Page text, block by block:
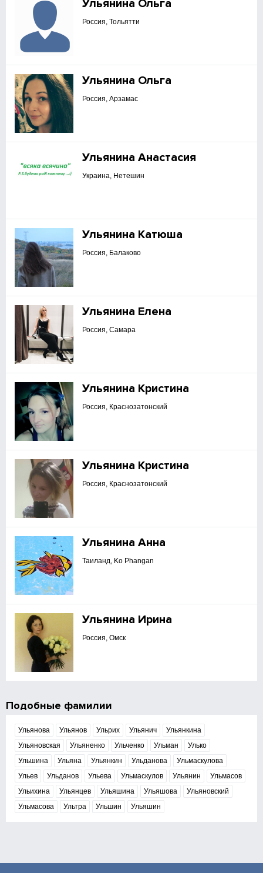
Ульянина Ольга
Россия, Тольятти
Ульянина Ольга
Россия, Арзамас
Ульянина Анастасия
Украина, Нетешин
Ульянина Катюша
Россия, Балаково
Ульянина Елена
Россия, Самара
Ульянина Кристина
Россия, Краснозатонский
Ульянина Кристина
Россия, Краснозатонский
Ульянина Анна
Таиланд, Ko Phangan
Ульянина Ирина
Россия, Омск
Подобные фамилии
Ульянова Ульянов Ульрих Ульянич
Ульянкина
Ульяновская
Ульяненко Ульченко Ульман
Улько
Ульшина
Ульяна Ульянкин Ульданова
Ульмаскулова
Ульев
Ульданов Ульева Ульмаскулов Ульянин
Ульмасов
Ульихина
Ульянцев Ульяшина Ульяшова
Ульяновский
Ульмасова
Ультра Ульшин Ульяшин